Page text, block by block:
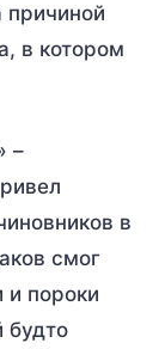
причиной
в котором
–
в
смог
и пороки
будто